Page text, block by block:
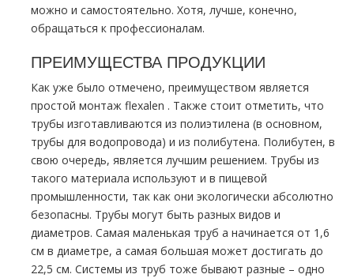
можно и самостоятельно. Хотя, лучше, конечно,
обращаться к профессионалам.
ПРЕИМУЩЕСТВА ПРОДУКЦИИ
Как уже было отмечено, преимуществом является
простой мoнтaж flехalеn . Также стоит отметить, что
тpубы изготавливаются из полиэтилена (в основном,
тpубы для водопровода) и из полибутена. Полибутен, в
свою очередь, является лучшим решением. Трубы из
такого материала используют и в пищевой
промышленности, так как они экологически абсолютно
безопасны. Трубы могут быть разных видов и
диаметров. Самая маленькая тpуб а начинается от 1,6
см в диаметре, а самая большая может достигать до
22,5 см. Системы из тpуб тоже бывают разные – одно